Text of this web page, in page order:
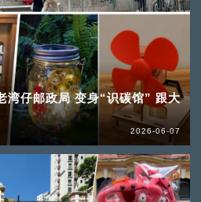
湾仔邮政局 变身“识碳馆” 跟大
2026-06-07